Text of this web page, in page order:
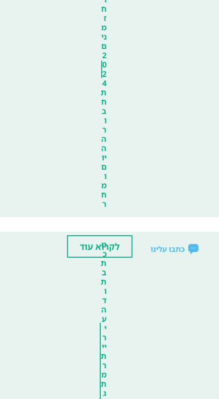
ח
ז
מ
ני
ם
2
0
2
4
ת
ח
ב
ו
ר
ה
ה
יו
ם
ו
מ
ח
ר
כתבו עלינו
מ
כ
ת
ב
ת
ו
ד
ה
ע
י
ר
יי
ת
ר
מ
ת
ג
לקרוא עוד